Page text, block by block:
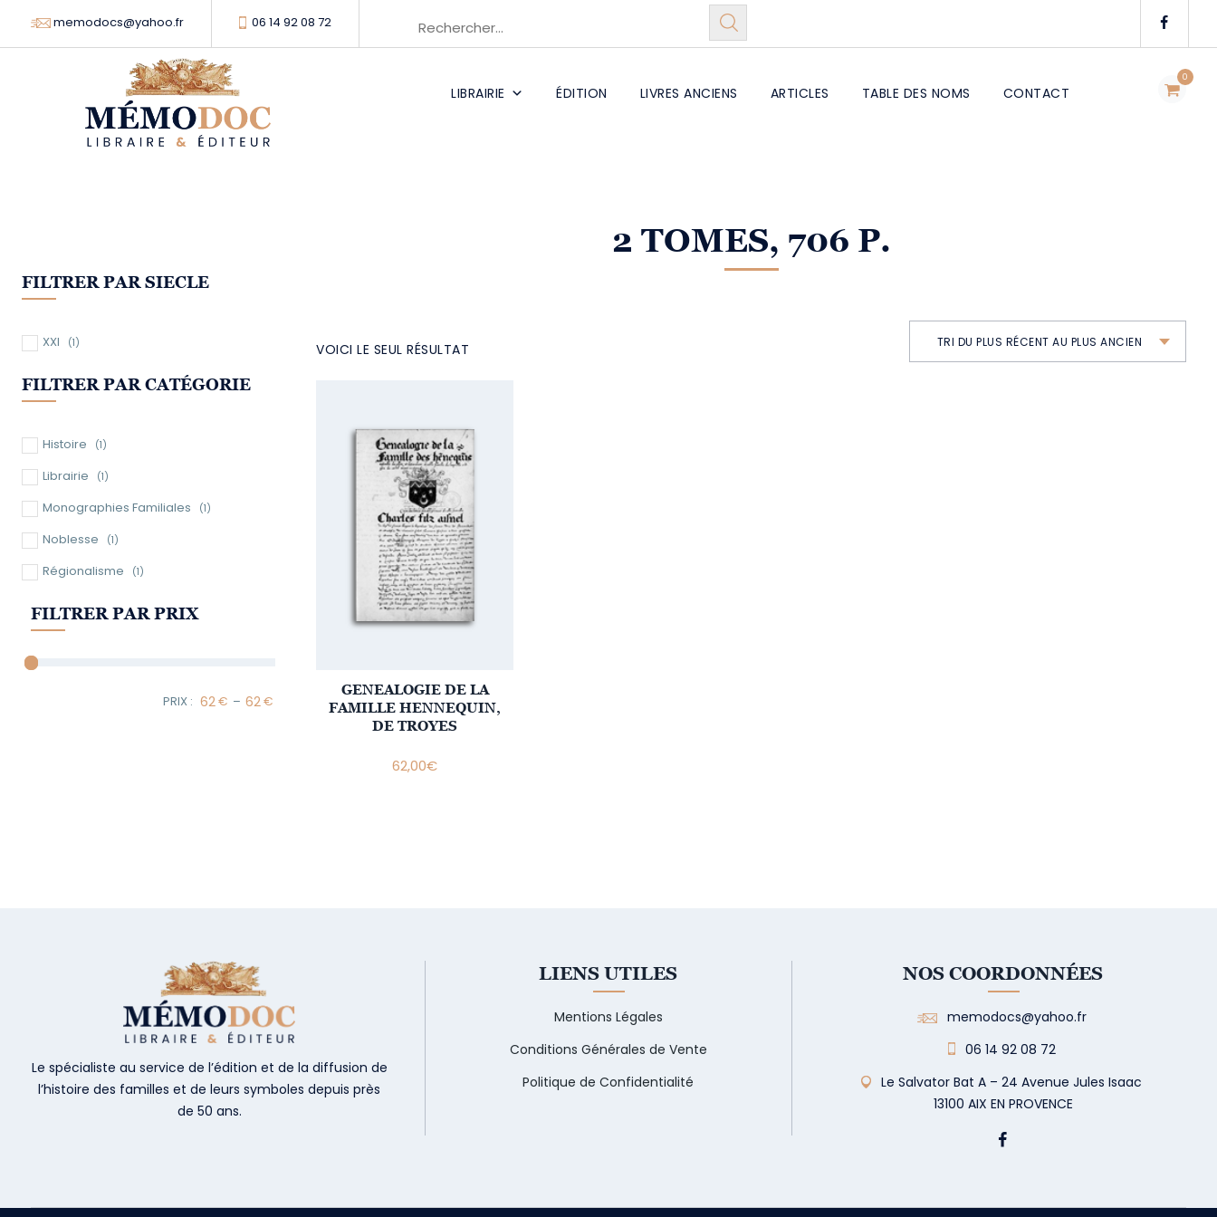
memodocs@yahoo.fr 06 14 92 08 72
0
LIBRAIRIE ÉDITION LIVRES ANCIENS ARTICLES TABLE DES NOMS CONTACT
2 TOMES, 706 P.
VOICI LE SEUL RÉSULTAT TRI DU PLUS RÉCENT AU PLUS ANCIEN
GENEALOGIE DE LA
FAMILLE HENNEQUIN,
DE TROYES
62,00€
FILTRER PAR SIECLE
XXI (1)
FILTRER PAR CATÉGORIE
Histoire (1)
Librairie (1)
Monographies Familiales (1)
Noblesse (1)
Régionalisme (1)
FILTRER PAR PRIX
Minimum Price
–
Maximum Price
Le spécialiste au service de l’édition et de la diffusion de
l’histoire des familles et de leurs symboles depuis près
de 50 ans.
LIENS UTILES
Mentions Légales
Conditions Générales de Vente
Politique de Confidentialité
NOS COORDONNÉES
memodocs@yahoo.fr
06 14 92 08 72
Le Salvator Bat A – 24 Avenue Jules Isaac
13100 AIX EN PROVENCE